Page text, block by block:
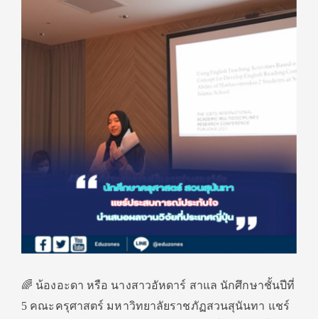
🌈 น้องอะดา หรือ นางสาวอัหดาร์ สาแล นักศึกษาชั้นปีที่
5 คณะครุศาสตร์ มหาวิทยาลัยราชภัฏสวนสุนันทา แชร์